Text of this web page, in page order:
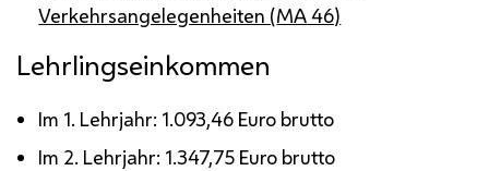
Verkehrsangelegenheiten (MA46)
Lehrlingseinkommen
Im 1. Lehrjahr: 1.093,46 Euro brutto
Im 2. Lehrjahr: 1.347,75 Euro brutto